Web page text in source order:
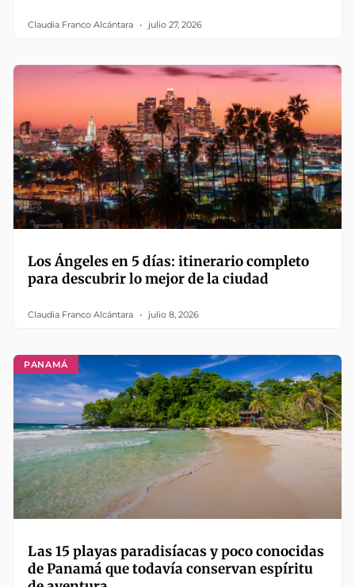
Claudia Franco Alcántara julio 27, 2026
Los Ángeles en 5 días: itinerario completo
para descubrir lo mejor de la ciudad
Claudia Franco Alcántara julio 8, 2026
PANAMÁ
Las 15 playas paradisíacas y poco conocidas
de Panamá que todavía conservan espíritu